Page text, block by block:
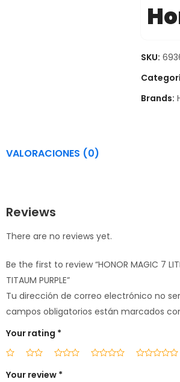
SKU:
Brands:
VALORACIONES (0)
Reviews
There are no reviews yet.
Be the first to review “HONOR MAGIC 7
TITAUM PURPLE”
Tu dirección de correo electrónico no
campos obligatorios están marcados
Your rating *
Your review *